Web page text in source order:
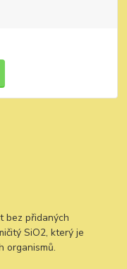
bez přidaných
SiO2, který je
organismů.